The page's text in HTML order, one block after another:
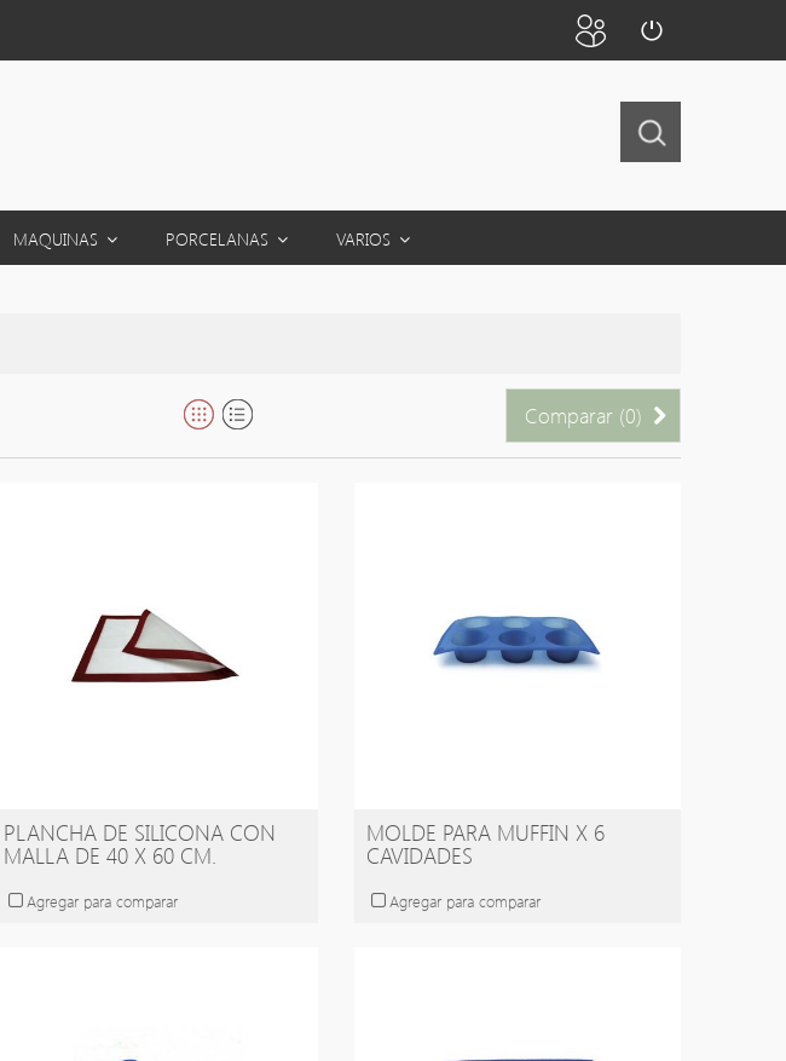
MAQUINAS PORCELANAS VARIOS
Comparar (0)
PLANCHA DE SILICONA CON
MALLA DE 40 X 60 CM.
Agregar para comparar
MOLDE PARA MUFFIN X 6
CAVIDADES
Agregar para comparar